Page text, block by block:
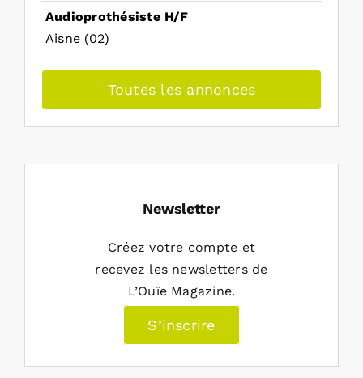
Audioprothésiste H/F
Aisne (02)
Toutes les annonces
Newsletter
Créez votre compte et
recevez les newsletters de
L’Ouïe Magazine.
S’inscrire